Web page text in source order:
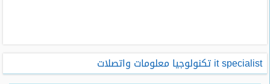
تصفح
الوظائف
it specialist تكنولوجيا معلومات واتصلات